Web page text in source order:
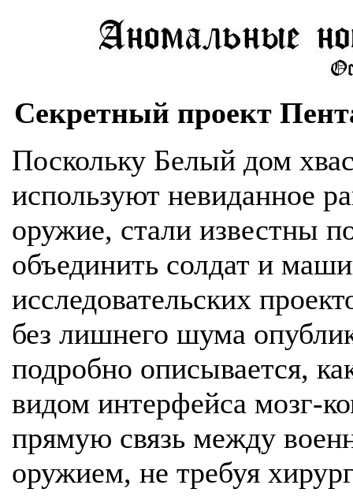
Секретный проект
Поскольку Белый дом
используют невиданное
оружие, стали известны
объединить солдат и
исследовательских
без лишнего шума
подробно описывается,
видом интерфейса мозг-
прямую связь между
оружием, не требуя